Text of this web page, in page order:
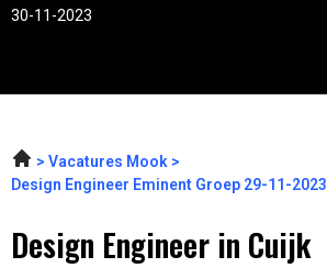
30-11-2023
Vacatures Mook
Design Engineer Eminent Groep 29-11-2023
Design Engineer in Cuijk